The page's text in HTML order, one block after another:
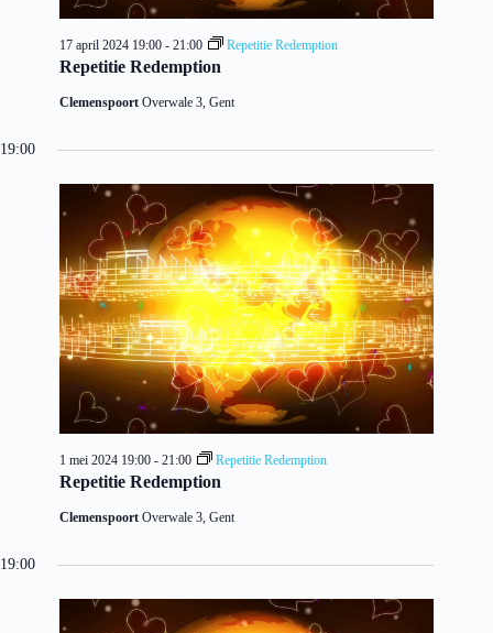
Repetitie Redemption
17 april 2024 19:00 - 21:00 Repetitie Redemption
Clemenspoort Overwale 3, Gent
19:00
Repetitie Redemption
1 mei 2024 19:00 - 21:00 Repetitie Redemption
Clemenspoort Overwale 3, Gent
19:00